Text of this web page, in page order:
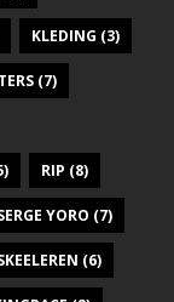
KLEDING (3)
(7)
RIP (8)
YORO (7)
(6)